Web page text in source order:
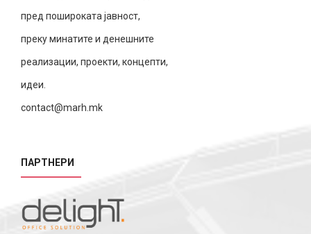
пред пошироката јавност,
преку минатите и денешните
реализации, проекти, концепти,
идеи.
contact@marh.mk
ПАРТНЕРИ